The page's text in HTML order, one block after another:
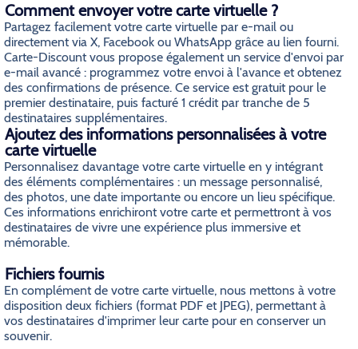
Comment envoyer votre carte virtuelle ?
Partagez facilement votre carte virtuelle par e-mail ou
directement via X, Facebook ou WhatsApp grâce au lien fourni.
Carte-Discount vous propose également un service d'envoi par
e-mail avancé : programmez votre envoi à l'avance et obtenez
des confirmations de présence. Ce service est gratuit pour le
premier destinataire, puis facturé 1 crédit par tranche de 5
destinataires supplémentaires.
Ajoutez des informations personnalisées à votre
carte virtuelle
Personnalisez davantage votre carte virtuelle en y intégrant
des éléments complémentaires : un message personnalisé,
des photos, une date importante ou encore un lieu spécifique.
Ces informations enrichiront votre carte et permettront à vos
destinataires de vivre une expérience plus immersive et
mémorable.
Fichiers fournis
En complément de votre carte virtuelle, nous mettons à votre
disposition deux fichiers (format PDF et JPEG), permettant à
vos destinataires d'imprimer leur carte pour en conserver un
souvenir.